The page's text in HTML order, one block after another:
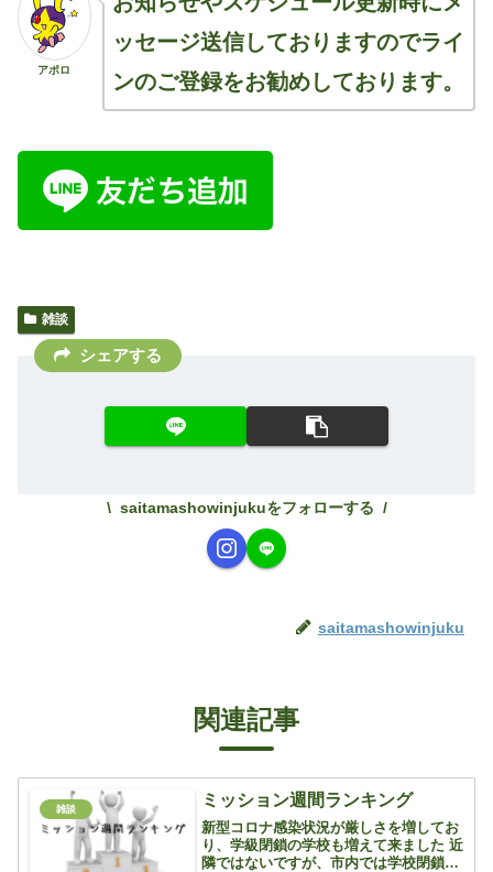
アポロ
ッセージ送信しておりますのでライ
ンのご登録をお勧めしております。
雑談
シェアする
saitamashowinjukuをフォローする
saitamashowinjuku
関連記事
雑談 ミッション週間ランキング
新型コロナ感染状況が厳しさを増してお
り、学級閉鎖の学校も増えて来ました 近
隣ではないですが、市内では学校閉鎖に